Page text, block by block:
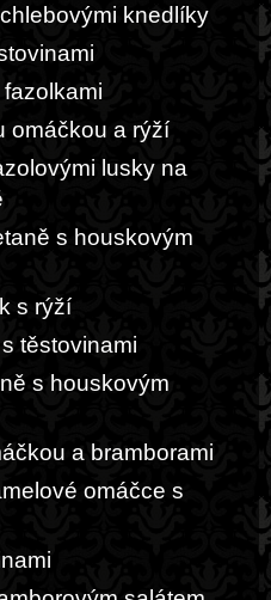
knedlíky
omáčkou a rýží
lusky na
s houskovým
s rýží
těstovinami
s houskovým
a bramborami
omáčce s